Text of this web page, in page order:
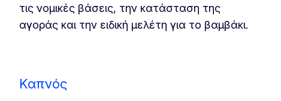
τις νομικές βάσεις, την κατάσταση της
αγοράς και την ειδική μελέτη για το βαμβάκι.
Καπνός